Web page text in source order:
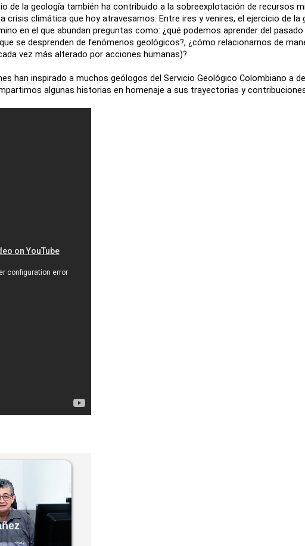
de la geología también ha contribuido a la sobreexplotación de recursos
crisis climática que hoy atravesamos. Entre ires y venires, el ejercicio de
en el que abundan preguntas como: ¿qué podemos aprender del
se desprenden de fenómenos geológicos?, ¿cómo relacionarnos de
vez más alterado por acciones humanas)?
han inspirado a muchos geólogos del Servicio Geológico Colombiano a
algunas historias en homenaje a sus trayectorias y